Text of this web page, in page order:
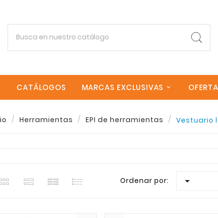
CATÁLOGOS MARCAS EXCLUSIVAS
Herramientas EPI de herramientas Vestuario
Ordenar por:
